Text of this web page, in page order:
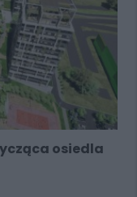
osiedla